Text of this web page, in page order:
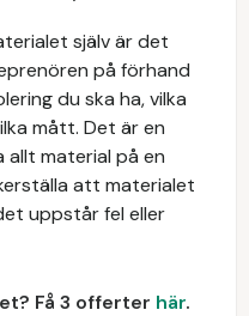
själv är det
på förhand
du ska ha, vilka
mått. Det är en
material på en
att materialet
uppstår fel eller
Få 3 offerter här.